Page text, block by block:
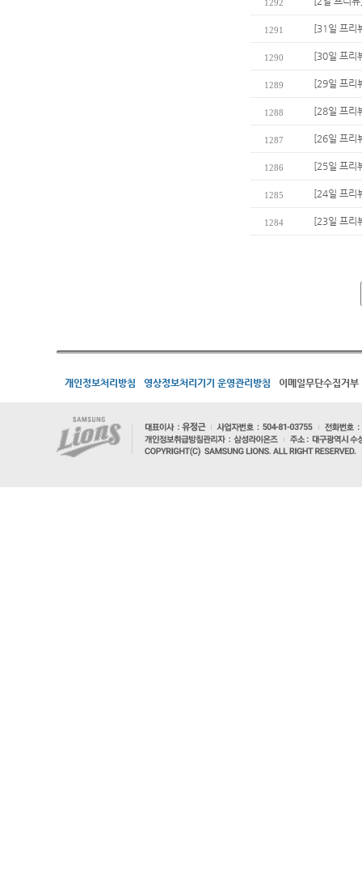
1292
1291 [31일 프리
1290 [30일 프리
1289 [29일 프리
1288 [28일 프리
1287 [26일 프리
1286 [25일 프리
1285 [24일 프리
1284 [23일 프리
개인정보처리방침 영상정보처리기기 운영관리방침 이메일무단수집거부